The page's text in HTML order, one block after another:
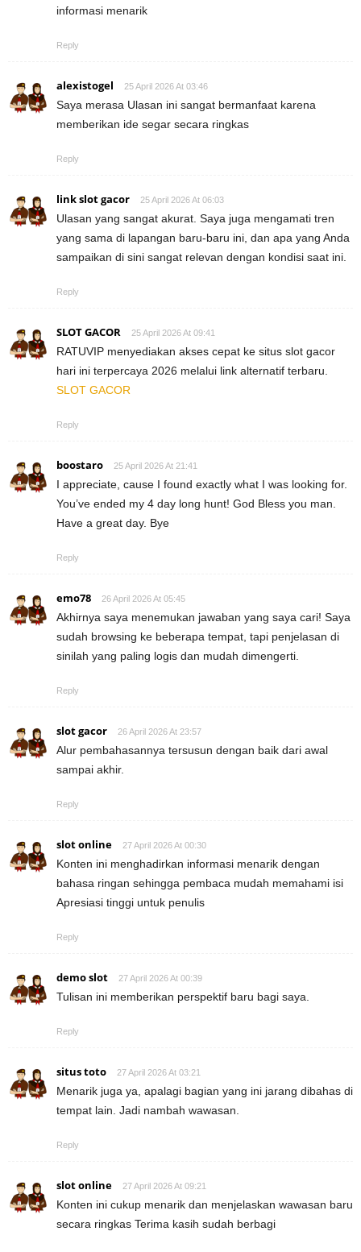
informasi menarik
Reply
alexistogel 25 April 2026 At 03:46
Saya merasa Ulasan ini sangat bermanfaat karena
memberikan ide segar secara ringkas
Reply
link slot gacor 25 April 2026 At 06:03
Ulasan yang sangat akurat. Saya juga mengamati tren
yang sama di lapangan baru-baru ini, dan apa yang Anda
sampaikan di sini sangat relevan dengan kondisi saat ini.
Reply
SLOT GACOR 25 April 2026 At 09:41
RATUVIP menyediakan akses cepat ke situs slot gacor
hari ini terpercaya 2026 melalui link alternatif terbaru.
SLOT GACOR
Reply
boostaro 25 April 2026 At 21:41
I appreciate, cause I found exactly what I was looking for.
You’ve ended my 4 day long hunt! God Bless you man.
Have a great day. Bye
Reply
emo78 26 April 2026 At 05:45
Akhirnya saya menemukan jawaban yang saya cari! Saya
sudah browsing ke beberapa tempat, tapi penjelasan di
sinilah yang paling logis dan mudah dimengerti.
Reply
slot gacor 26 April 2026 At 23:57
Alur pembahasannya tersusun dengan baik dari awal
sampai akhir.
Reply
slot online 27 April 2026 At 00:30
Konten ini menghadirkan informasi menarik dengan
bahasa ringan sehingga pembaca mudah memahami isi
Apresiasi tinggi untuk penulis
Reply
demo slot 27 April 2026 At 00:39
Tulisan ini memberikan perspektif baru bagi saya.
Reply
situs toto 27 April 2026 At 03:21
Menarik juga ya, apalagi bagian yang ini jarang dibahas di
tempat lain. Jadi nambah wawasan.
Reply
slot online 27 April 2026 At 09:21
Konten ini cukup menarik dan menjelaskan wawasan baru
secara ringkas Terima kasih sudah berbagi